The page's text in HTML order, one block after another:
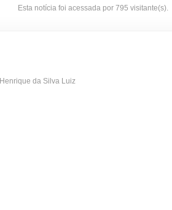
Esta notícia foi acessada por 795 visitante(s).
da Silva Luiz